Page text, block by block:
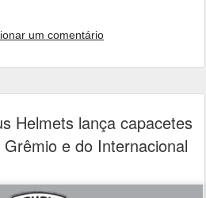
um comentário
Helmets lança capacetes
e do Internacional